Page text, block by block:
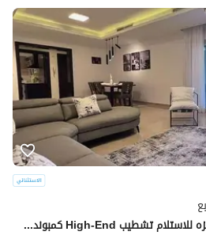
خصم 35% شقه + حديقه جاهزه للاستلام تشطيب High-End كمبوند مايان - Mayan اميز Destination في الشروق وعلي طريق السويس امام مدينتي بجوار حسن علام و وصالخ